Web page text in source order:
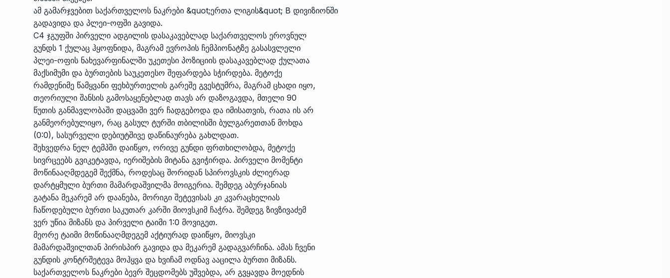
ამ გამარჯვებით საქართველოს ნაკრები &quot;ერთა ლიგის&quot; B დივიზიონში
გადავიდა და პლეი-ოფში გავიდა.
С4 ჯგუფში პირველი ადგილის დასაკავებლად საქართველოს ეროვნულ
გუნდს 1 ქულაც ჰყოფნიდა, მაგრამ ევროპის ჩემპიონატზე გასასვლელი
პლეი-ოფის ნახევარფინალში უკეთესი პოზიციის დასაკავებლად ქულათა
მაქსიმუმი და ბურთების საუკეთესო შეფარდება სჭირდება. მეტოქე
რამდენიმე წამყვანი ფეხბურთელის გარეშე გვესტუმრა, მაგრამ ცხადი იყო,
თეორიული შანსის გამოსაყენებლად თავს არ დაზოგავდა, მთელი 90
წუთის განმავლობაში დაცვაში ვერ ჩადგებოდა და იმისათვის, რათა ის არ
განმეორებულიყო, რაც გასულ ტურში თბილისში ბულგარეთთან მოხდა
(0:0), სასურველი დებიუტშივე დაწინაურება გახლდათ.
შეხვედრა ნელ ტემპში დაიწყო, ორივე გუნდი ფრთხილობდა, მეტოქე
სივრცეებს გვიკეტავდა, იერიშების მიტანა გვიჭირდა. პირველი მომენტი
მოწინააღმდეგემ შექმნა, როდესაც შორიდან სპიროვსკის ძლიერად
დარტყმული ბურთი მამარდაშვილმა მოიგერია. შემდეგ აბურჯანიას
გატანა მეკარემ არ დაანება, მორიგი შეტევისას კი კვარაცხელიას
ჩაწოდებული ბურთი საკუთარ კარში მიოვსკიმ ჩაჭრა. შემდეგ ზივზივაძემ
ვერ უწია მიზანს და პირველი ტაიმი 1:0 მოვიგეთ.
მეორე ტაიმი მოწინააღმდეგემ აქტიურად დაიწყო, მიოვსკი
მამარდაშვილთან პირისპირ გავიდა და მეკარემ გადაგვარჩინა. ამას ჩვენი
გუნდის კონტრშეტევა მოჰყვა და ხვიჩამ ოდნავ ააცილა ბურთი მიზანს.
საქართველოს ნაკრები ბევრ შეცდომებს უშვებდა, არ გვყავდა მოედნის